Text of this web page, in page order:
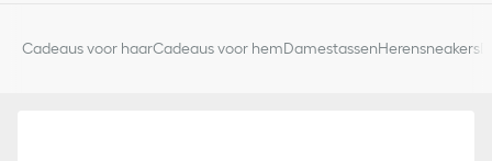
Cadeaus voor haarCadeaus voor hemDamestassenHerensneakers